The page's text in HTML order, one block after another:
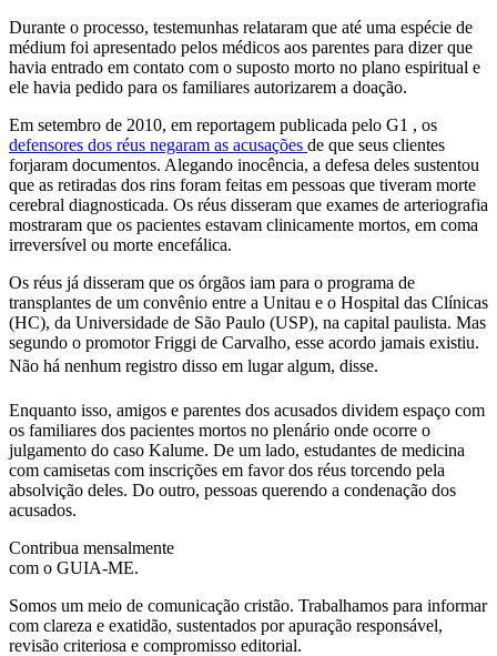
Durante o processo, testemunhas relataram que até uma espécie de
médium foi apresentado pelos médicos aos parentes para dizer que
havia entrado em contato com o suposto morto no plano espiritual e
ele havia pedido para os familiares autorizarem a doação.
Em setembro de 2010, em reportagem publicada pelo G1 , os
defensores dos réus negaram as acusações de que seus clientes
forjaram documentos. Alegando inocência, a defesa deles sustentou
que as retiradas dos rins foram feitas em pessoas que tiveram morte
cerebral diagnosticada. Os réus disseram que exames de arteriografia
mostraram que os pacientes estavam clinicamente mortos, em coma
irreversível ou morte encefálica.
Os réus já disseram que os órgãos iam para o programa de
transplantes de um convênio entre a Unitau e o Hospital das Clínicas
(HC), da Universidade de São Paulo (USP), na capital paulista. Mas
segundo o promotor Friggi de Carvalho, esse acordo jamais existiu.
Não há nenhum registro disso em lugar algum, disse.
Enquanto isso, amigos e parentes dos acusados dividem espaço com
os familiares dos pacientes mortos no plenário onde ocorre o
julgamento do caso Kalume. De um lado, estudantes de medicina
com camisetas com inscrições em favor dos réus torcendo pela
absolvição deles. Do outro, pessoas querendo a condenação dos
acusados.
Contribua mensalmente
com o GUIA-ME.
Somos um meio de comunicação cristão. Trabalhamos para informar
com clareza e exatidão, sustentados por apuração responsável,
revisão criteriosa e compromisso editorial.